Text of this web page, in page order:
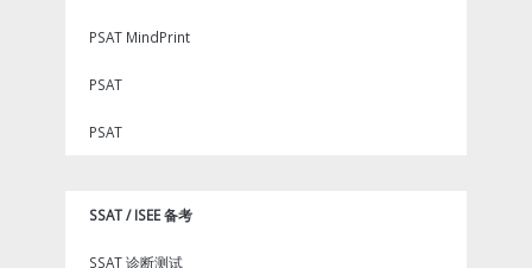
PSAT MindPrint
PSAT
PSAT
SSAT / ISEE 备考
SSAT 诊断测试